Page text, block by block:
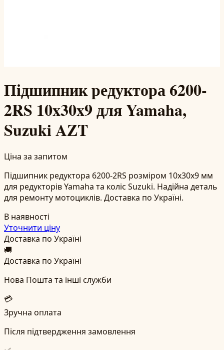
Підшипник редуктора 6200-
2RS 10x30x9 для Yamaha,
Suzuki AZT
Ціна за запитом
Підшипник редуктора 6200-2RS розміром 10x30x9 мм
для редукторів Yamaha та коліс Suzuki. Надійна деталь
для ремонту мотоциклів. Доставка по Україні.
В наявності
Уточнити ціну
Доставка по Україні
🚚
Доставка по Україні
Нова Пошта та інші служби
💳
Зручна оплата
Після підтвердження замовлення